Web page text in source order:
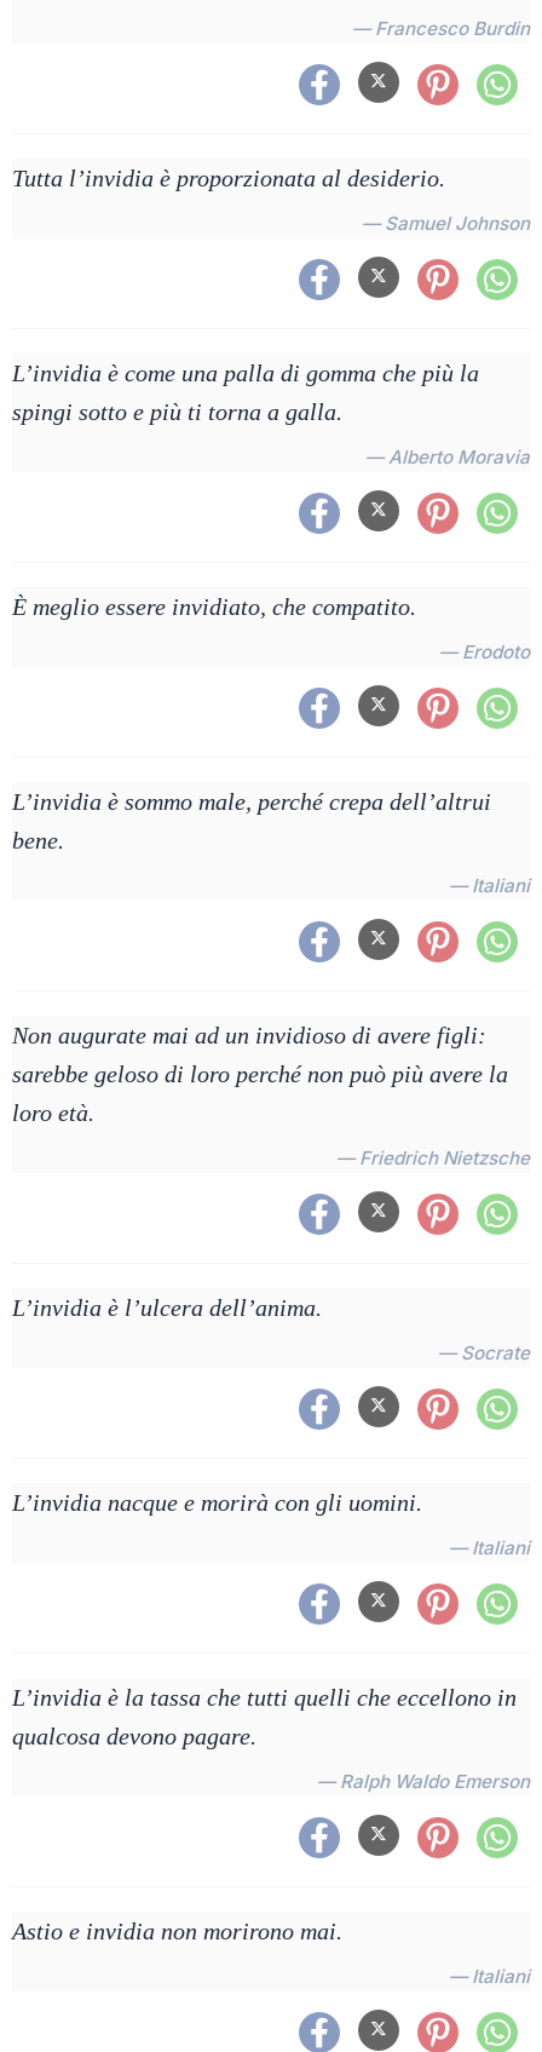
— Francesco Burdin
Tutta l’invidia è proporzionata al desiderio.
— Samuel Johnson
L’invidia è come una palla di gomma che più la
spingi sotto e più ti torna a galla.
— Alberto Moravia
È meglio essere invidiato, che compatito.
— Erodoto
L’invidia è sommo male, perché crepa dell’altrui
bene.
— Italiani
Non augurate mai ad un invidioso di avere figli:
sarebbe geloso di loro perché non può più avere la
loro età.
— Friedrich Nietzsche
L’invidia è l’ulcera dell’anima.
— Socrate
L’invidia nacque e morirà con gli uomini.
— Italiani
L’invidia è la tassa che tutti quelli che eccellono in
qualcosa devono pagare.
— Ralph Waldo Emerson
Astio e invidia non morirono mai.
— Italiani